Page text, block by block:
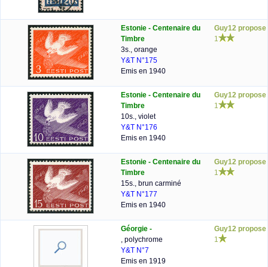
Estonie - Centenaire du
Timbre
3s., orange
Y&T N°175
Emis en 1940
Guy12 propose
1
Estonie - Centenaire du
Timbre
10s., violet
Y&T N°176
Emis en 1940
Guy12 propose
1
Estonie - Centenaire du
Timbre
15s., brun carminé
Y&T N°177
Emis en 1940
Guy12 propose
1
Géorgie -
, polychrome
Y&T N°7
Emis en 1919
Guy12 propose
1